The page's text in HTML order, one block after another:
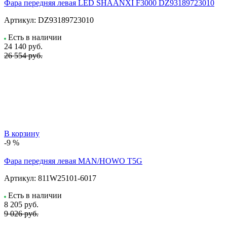
Фара передняя левая LED SHAANXI F3000 DZ93189723010
Артикул: DZ93189723010
Есть в наличии
24 140 руб.
26 554 руб.
В корзину
-9 %
Фара передняя левая MAN/HOWO T5G
Артикул: 811W25101-6017
Есть в наличии
8 205 руб.
9 026 руб.